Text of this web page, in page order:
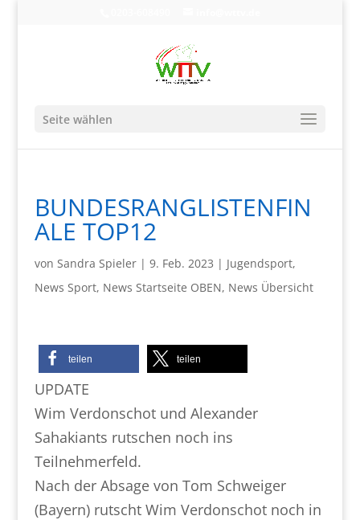
Seite wählen
BUNDESRANGLISTENFIN
ALE TOP12
von Sandra Spieler| 9. Feb. 2023 | Jugendsport,
News Sport, News Startseite OBEN, News Übersicht
teilen teilen
UPDATE
Wim Verdonschot und Alexander
Sahakiants rutschen noch ins
Teilnehmerfeld.
Nach der Absage von Tom Schweiger
(Bayern) rutscht Wim Verdonschot noch in